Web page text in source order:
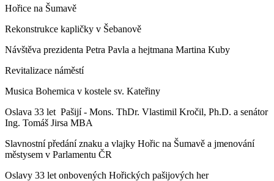
Hořice na Šumavě
Rekonstrukce kapličky v Šebanově
Návštěva prezidenta Petra Pavla a hejtmana Martina Kuby
Revitalizace náměstí
Musica Bohemica v kostele sv. Kateřiny
Oslava 33 let Pašijí - Mons. ThDr. Vlastimil Kročil, Ph.D. a senátor
Ing. Tomáš Jirsa MBA
Slavnostní předání znaku a vlajky Hořic na Šumavě a jmenování
městysem v Parlamentu ČR
Oslavy 33 let onbovených Hořických pašijových her